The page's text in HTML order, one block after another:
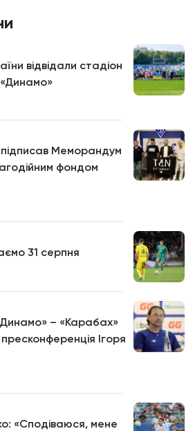
відвідали стадіон
«Динамо»
Меморандум
фондом
31 серпня
– «Карабах»
Ігоря
«Сподіваюся, мене